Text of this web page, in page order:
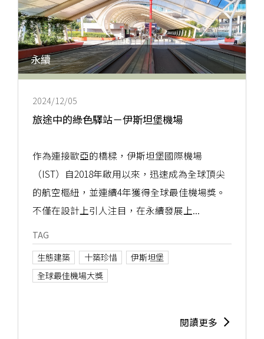
永續
2024/12/05
旅途中的綠色驛站－伊斯坦堡機場
作為連接歐亞的橋樑，伊斯坦堡國際機場
（IST）自2018年啟用以來，迅速成為全球頂尖
的航空樞紐，並連續4年獲得全球最佳機場獎。
不僅在設計上引人注目，在永續發展上...
TAG
生態建築
十築珍惜
伊斯坦堡
全球最佳機場大獎
閱讀更多